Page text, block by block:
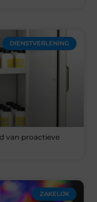
DIENSTVERLENING
van proactieve
ZAKELIJK